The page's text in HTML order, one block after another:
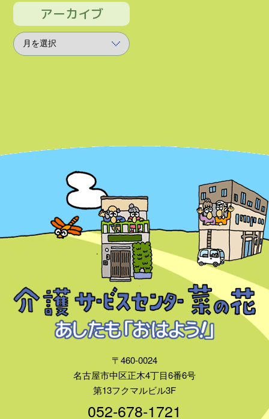
アーカイブ
〒460-0024
名古屋市中区正木4丁目6番6号
第13フクマルビル3F
052-678-1721